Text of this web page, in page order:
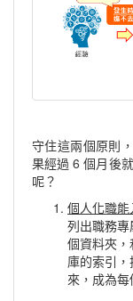
守住這兩個原則
果經過 6 個月後
呢？
個人化職能
列出職務
個資料夾
庫的索引
來，成為每